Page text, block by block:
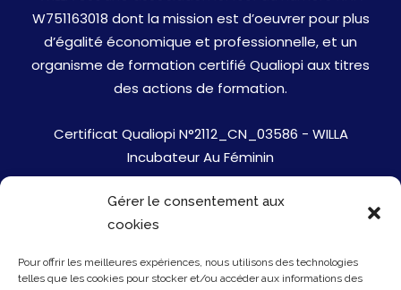
Gérer le consentement aux
cookies
Pour offrir les meilleures expériences, nous utilisons des technologies
telles que les cookies pour stocker et/ou accéder aux informations des
W751163018 dont la mission est d’oeuvrer pour plus
d’égalité économique et professionnelle, et un
organisme de formation certifié Qualiopi aux titres
des actions de formation.
Certificat Qualiopi N°2112_CN_03586 - WILLA
Incubateur Au Féminin
Jobs
Mentions Légales